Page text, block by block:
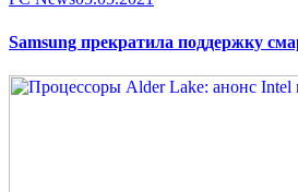
Samsung прекратила поддержку